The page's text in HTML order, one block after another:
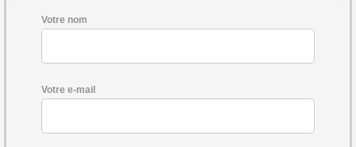
Votre nom
Votre e-mail